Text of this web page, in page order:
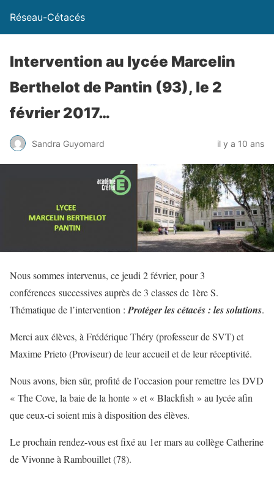
Réseau-Cétacés
Intervention au lycée Marcelin
Berthelot de Pantin (93), le 2
février 2017…
Sandra Guyomard il y a 10 ans
Nous sommes intervenus, ce jeudi 2 février, pour 3
conférences successives auprès de 3 classes de 1ère S.
Thématique de l’intervention :Protéger les cétacés : les solutions.
Merci aux élèves, à Frédérique Théry (professeur de SVT) et
Maxime Prieto (Proviseur) de leur accueil et de leur réceptivité.
Nous avons, bien sûr, profité de l’occasion pour remettre les DVD
« The Cove, la baie de la honte » et « Blackfish » au lycée afin
que ceux-ci soient mis à disposition des élèves.
Le prochain rendez-vous est fixé au 1er mars au collège Catherine
de Vivonne à Rambouillet (78).